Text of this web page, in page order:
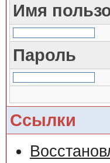
Имя
Пароль
Ссылки